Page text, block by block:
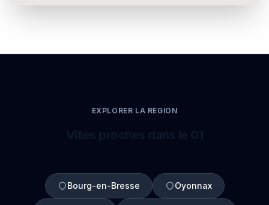
EXPLORER LA REGION
Bourg-en-Bresse Oyonnax